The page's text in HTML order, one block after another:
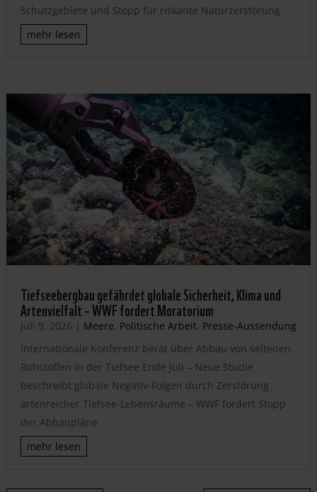
Schutzgebiete und Stopp für riskante Naturzerstörung
mehr lesen
Tiefseebergbau gefährdet globale Sicherheit, Klima und
Artenvielfalt – WWF fordert Moratorium
Juli 9, 2026 | Meere, Politische Arbeit, Presse-Aussendung
Internationale Konferenz berät über Abbau von seltenen
Rohstoffen in der Tiefsee Ende Juli – Neue Studie
beschreibt globale Negativ-Folgen durch Zerstörung
artenreicher Tiefsee-Lebensräume – WWF fordert Stopp
der Abbaupläne
mehr lesen